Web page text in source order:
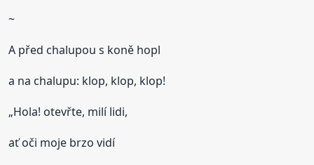
~
A před chalupou s koně hopl
a na chalupu: klop, klop, klop!
„Hola! otevřte, milí lidi,
ať oči moje brzo vidí